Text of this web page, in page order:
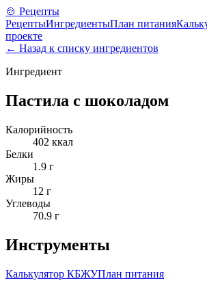
🍲 Рецепты
РецептыИнгредиентыПлан питания
проекте
← Назад к списку ингредиентов
Ингредиент
Пастила с шоколадом
Калорийность
402 ккал
Белки
1.9 г
Жиры
12 г
Углеводы
70.9 г
Инструменты
Калькулятор КБЖУПлан питания